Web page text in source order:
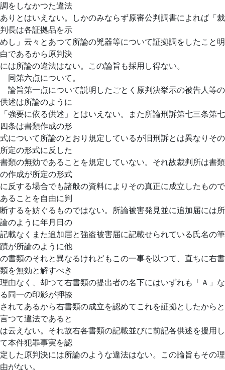
調をしなかつた違法
ありとはいえない。しかのみならず原審公判調書によれば「裁
判長は各証拠品を示
めし」云々とあつて所論の兇器等について証拠調をしたこと明
白であるから原判決
には所論の違法はない。この論旨も採用し得ない。
同第六点について。
論旨第一点について説明したごとく原判決挙示の被告人等の
供述は所論のように
「強要に依る供述」とはいえない。また所論刑訴第七三条第七
四条は書類作成の形
式について所論のとおり規定しているが旧刑訴とは異なりその
所定の形式に反した
書類の無効であることを規定していない。それ故裁判所は書類
の作成が所定の形式
に反する場合でも諸般の資料によりその真正に成立したもので
あることを自由に判
断するを妨ぐるものではない。所論被害発見並に追加届には所
論のように年月日の
記載なくまた追加届と強盗被害届に記載せられている氏名の筆
蹟が所論のように他
の書類のそれと異なるけれどもこの一事を以つて、直ちに右書
類を無効と解すべき
理由なく、却つて右書類の提出者の名下にはいずれも「Ａ」な
る同一の印影が押捺
されてあるから右書類の成立を認めてこれを証拠としたからと
言つて違法であると
は云えない。それ故右各書類の記載並びに前記各供述を援用し
て本件犯罪事実を認
定した原判決には所論のような違法はない。この論旨もその理
由がない。